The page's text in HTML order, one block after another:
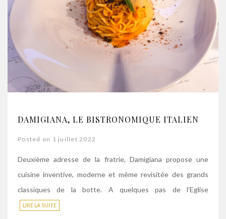
DAMIGIANA, LE BISTRONOMIQUE ITALIEN
Posted on 1 juillet 2022
Deuxième adresse de la fratrie, Damigiana propose une
cuisine inventive, moderne et même revisitée des grands
classiques de la botte. A quelques pas de l’Eglise
LIRE LA SUITE